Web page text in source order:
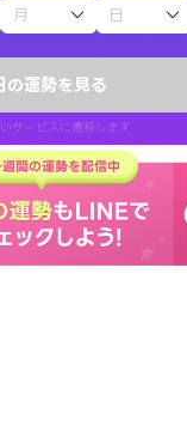
の運勢を見る
サービスに遷移します
）12星座占い
、先生のメッ
りにしてま
40代 女性